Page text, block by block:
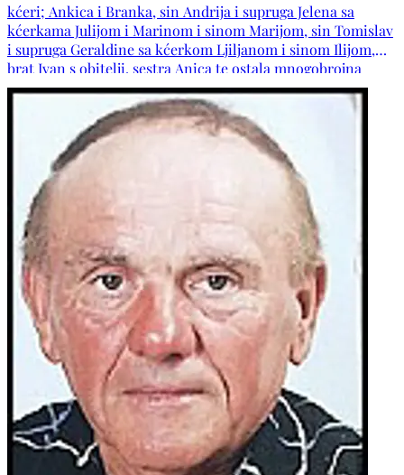
kćeri; Ankica i Branka, sin Andrija i supruga Jelena sa
kćerkama Julijom i Marinom i sinom Marijom, sin Tomislav
i supruga Geraldine sa kćerkom Ljiljanom i sinom Ilijom,
brat Ivan s obitelji, sestra Anica te ostala mnogobrojna
rodbina i prijatelji.